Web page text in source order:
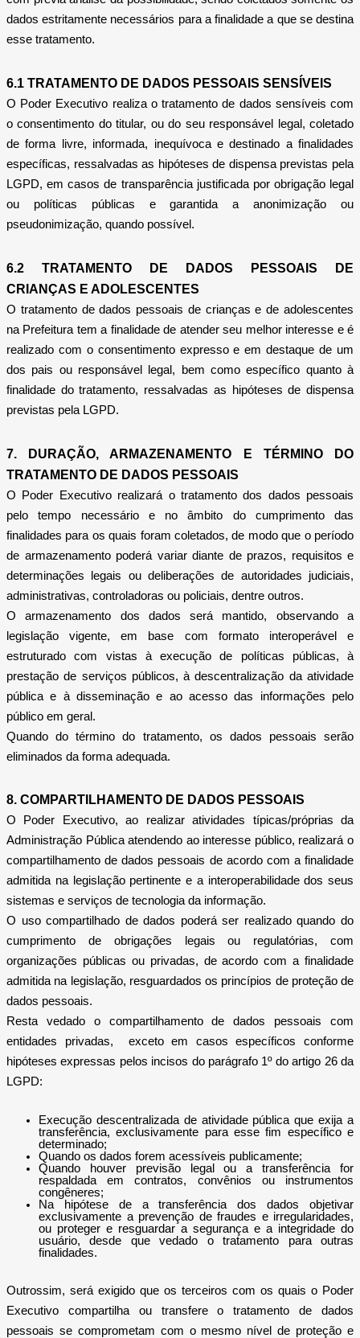
dados estritamente necessários para a finalidade a que se destina
esse tratamento.
6.1 TRATAMENTO DE DADOS PESSOAIS SENSÍVEIS
O Poder Executivo realiza o tratamento de dados sensíveis com
o consentimento do titular, ou do seu responsável legal, coletado
de forma livre, informada, inequívoca e destinado a finalidades
específicas, ressalvadas as hipóteses de dispensa previstas pela
LGPD, em casos de transparência justificada por obrigação legal
ou políticas públicas e garantida a anonimização ou
pseudonimização, quando possível.
6.2 TRATAMENTO DE DADOS PESSOAIS DE
CRIANÇAS E ADOLESCENTES
O tratamento de dados pessoais de crianças e de adolescentes
na Prefeitura tem a finalidade de atender seu melhor interesse e é
realizado com o consentimento expresso e em destaque de um
dos pais ou responsável legal, bem como específico quanto à
finalidade do tratamento, ressalvadas as hipóteses de dispensa
previstas pela LGPD.
7. DURAÇÃO, ARMAZENAMENTO E TÉRMINO DO
TRATAMENTO DE DADOS PESSOAIS
O Poder Executivo realizará o tratamento dos dados pessoais
pelo tempo necessário e no âmbito do cumprimento das
finalidades para os quais foram coletados, de modo que o período
de armazenamento poderá variar diante de prazos, requisitos e
determinações legais ou deliberações de autoridades judiciais,
administrativas, controladoras ou policiais, dentre outros.
O armazenamento dos dados será mantido, observando a
legislação vigente, em base com formato interoperável e
estruturado com vistas à execução de políticas públicas, à
prestação de serviços públicos, à descentralização da atividade
pública e à disseminação e ao acesso das informações pelo
público em geral.
Quando do término do tratamento, os dados pessoais serão
eliminados da forma adequada.
8. COMPARTILHAMENTO DE DADOS PESSOAIS
O Poder Executivo, ao realizar atividades típicas/próprias da
Administração Pública atendendo ao interesse público, realizará o
compartilhamento de dados pessoais de acordo com a finalidade
admitida na legislação pertinente e a interoperabilidade dos seus
sistemas e serviços de tecnologia da informação.
O uso compartilhado de dados poderá ser realizado quando do
cumprimento de obrigações legais ou regulatórias, com
organizações públicas ou privadas, de acordo com a finalidade
admitida na legislação, resguardados os princípios de proteção de
dados pessoais.
Resta vedado o compartilhamento de dados pessoais com
entidades privadas, exceto em casos específicos conforme
hipóteses expressas pelos incisos do parágrafo 1º do artigo 26 da
LGPD:
Execução descentralizada de atividade pública que exija a
transferência, exclusivamente para esse fim específico e
determinado;
Quando os dados forem acessíveis publicamente;
Quando houver previsão legal ou a transferência for
respaldada em contratos, convênios ou instrumentos
congêneres;
Na hipótese de a transferência dos dados objetivar
exclusivamente a prevenção de fraudes e irregularidades,
ou proteger e resguardar a segurança e a integridade do
usuário, desde que vedado o tratamento para outras
finalidades.
Outrossim, será exigido que os terceiros com os quais o Poder
Executivo compartilha ou transfere o tratamento de dados
pessoais se comprometam com o mesmo nível de proteção e